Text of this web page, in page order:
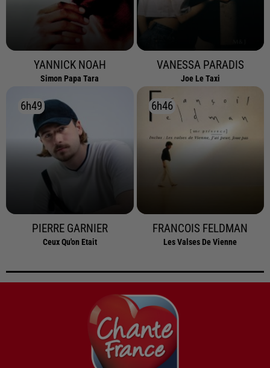
YANNICK NOAH
Simon Papa Tara
VANESSA PARADIS
Joe Le Taxi
6h49
6h49
PIERRE GARNIER
Ceux Qu'on Etait
6h46
6h46
FRANCOIS FELDMAN
Les Valses De Vienne